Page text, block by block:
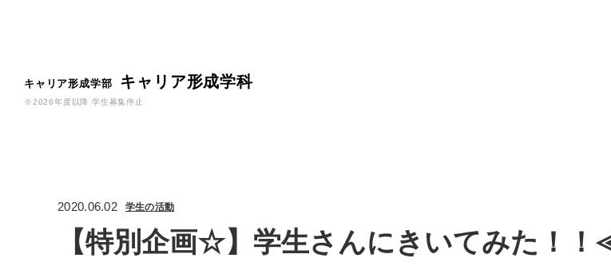
キャリア形成学部 キャリア形成学科
※2026年度以降 学生募集停止
2020.06.02 学生の活動
【特別企画☆】学生さんにきいてみた！